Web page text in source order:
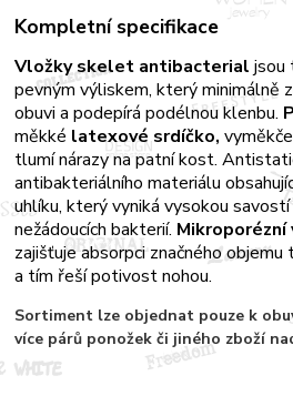
Kompletní specifikace
Vložky skelet antibacterial jsou
pevným výliskem, který minimálně
obuvi a podepírá podélnou klenbu.
měkké latexové srdíčko,
tlumí nárazy na patní kost.
antibakteriálního materiálu
uhlíku, který vyniká vysokou
nežádoucích bakterií. Mikroporézní
zajišťuje absorpci značného
a tím řeší potivost nohou.
Sortiment lze objednat pouze k
více párů ponožek či jiného zboží